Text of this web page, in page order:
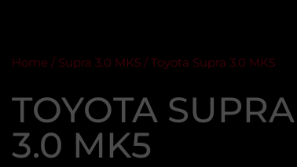
Home / Supra 3.0 MK5 / Toyota Supra 3.0 MK5
TOYOTA SUPRA
3.0 MK5